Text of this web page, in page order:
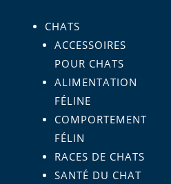
CHATS
ACCESSOIRES
POUR CHATS
ALIMENTATION
FÉLINE
COMPORTEMENT
FÉLIN
RACES DE CHATS
SANTÉ DU CHAT